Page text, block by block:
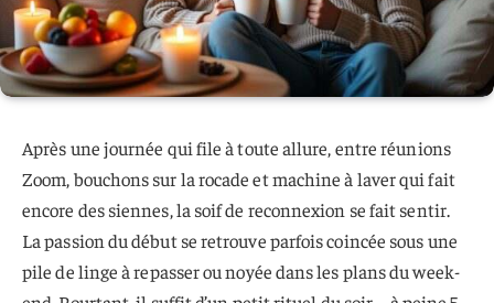
Après une journée qui file à toute allure, entre réunions
Zoom, bouchons sur la rocade et machine à laver qui fait
encore des siennes, la soif de reconnexion se fait sentir.
La passion du début se retrouve parfois coincée sous une
pile de linge à repasser ou noyée dans les plans du week-